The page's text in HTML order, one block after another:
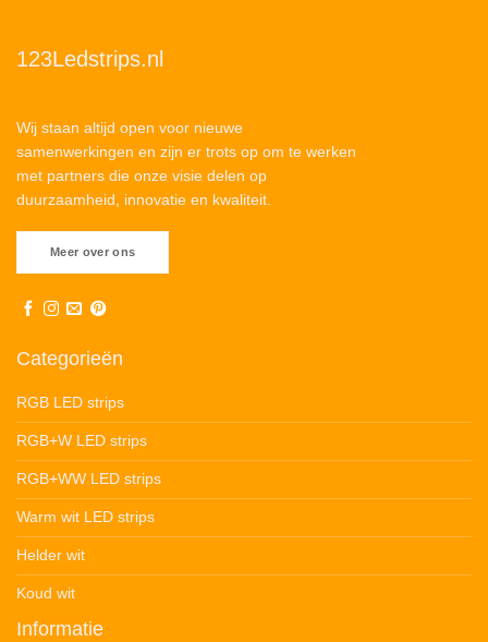
123Ledstrips.nl
Wij staan altijd open voor nieuwe
samenwerkingen en zijn er trots op om te werken
met partners die onze visie delen op
duurzaamheid, innovatie en kwaliteit.
Meer over ons
Categorieën
RGB LED strips
RGB+W LED strips
RGB+WW LED strips
Warm wit LED strips
Helder wit
Koud wit
Informatie